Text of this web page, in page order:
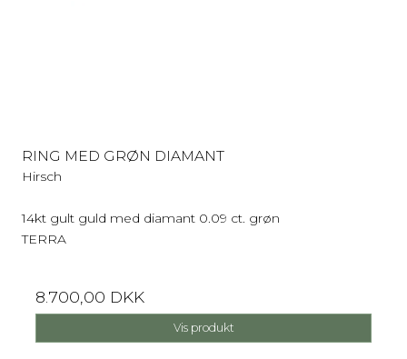
RING MED GRØN DIAMANT
Hirsch
14kt gult guld med diamant 0.09 ct. grøn
TERRA
8.700,00 DKK
Vis produkt